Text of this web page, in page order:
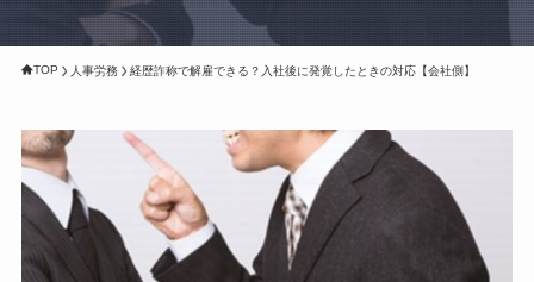
TOP 人事労務 経歴詐称で解雇できる？入社後に発覚したときの対応【会社側】